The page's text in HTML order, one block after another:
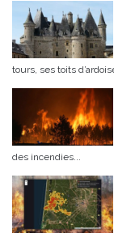
tours, ses toits
des incendies...